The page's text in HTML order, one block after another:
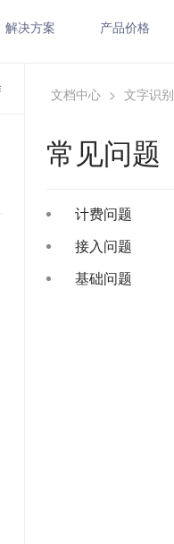
解决方案 产品价格
文档中心 > 文字识别
常见问题
计费问题
接入问题
基础问题